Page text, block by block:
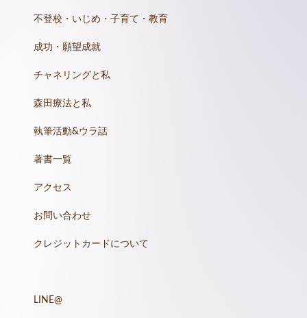
不登校・いじめ・子育て・教育
成功・願望成就
チャネリングと私
森田療法と私
執筆活動&ウラ話
著書一覧
アクセス
お問い合わせ
クレジットカードについて
LINE@